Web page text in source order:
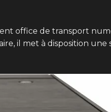
office de transport
il met à disposition une